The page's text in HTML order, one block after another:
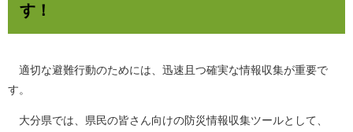
す！
適切な避難行動のためには、迅速且つ確実な情報収集が重要で
す。
大分県では、県民の皆さん向けの防災情報収集ツールとして、